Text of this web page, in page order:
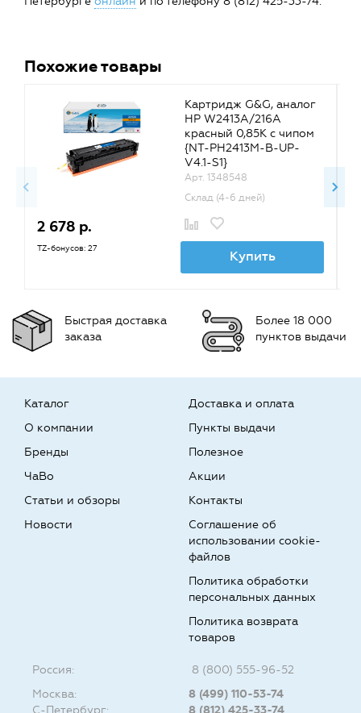
Похожие товары
Картридж G&G, аналог
HP W2413A/216A
красный 0,85K с чипом
{NT-PH2413M-B-UP-
V4.1-S1}
Арт. 1348548
Склад (4-6 дней)
2 678 р.
TZ-бонусов: 27 Купить
Быстрая доставка
заказа
Более 18 000
пунктов выдачи
Каталог
О компании
Бренды
Доставка и оплата
Пункты выдачи
Полезное
ЧаВо
Статьи и обзоры
Новости
Акции
Контакты
Соглашение об
использовании cookie-
файлов
Политика обработки
персональных данных
Политика возврата
товаров
Россия:
8 (800) 555-96-52
Москва:
8 (499) 110-53-74